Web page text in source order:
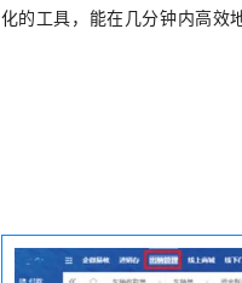
化的工具，能在几分钟内高效